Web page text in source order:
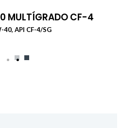
MULTÍGRADO CF-4
40, API CF-4/SG